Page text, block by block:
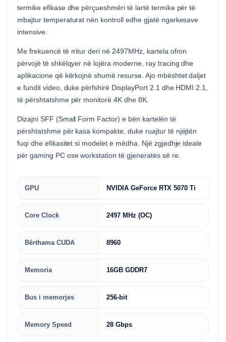
termike efikase dhe përçueshmëri të lartë termike për të
mbajtur temperaturat nën kontroll edhe gjatë ngarkesave
intensive.
Me frekuencë të rritur deri në 2497MHz, kartela ofron
përvojë të shkëlqyer në lojëra moderne, ray tracing dhe
aplikacione që kërkojnë shumë resurse. Ajo mbështet daljet
e fundit video, duke përfshirë DisplayPort 2.1 dhe HDMI 2.1,
të përshtatshme për monitorë 4K dhe 8K.
Dizajni SFF (Small Form Factor) e bën kartelën të
përshtatshme për kasa kompakte, duke ruajtur të njëjtën
fuqi dhe efikasitet si modelet e mëdha. Një zgjedhje ideale
për gaming PC ose workstation të gjeneratës së re.
GPU NVIDIA GeForce RTX 5070 Ti
Core Clock 2497 MHz (OC)
Bërthama CUDA 8960
Memoria 16GB GDDR7
Bus i memorjes 256-bit
Memory Speed 28 Gbps